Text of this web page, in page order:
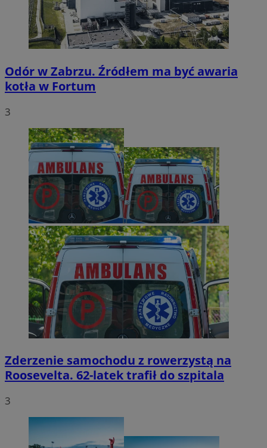
Odór w Zabrzu. Źródłem ma być awaria
kotła w Fortum
3
Zderzenie samochodu z rowerzystą na
Roosevelta. 62-latek trafił do szpitala
3